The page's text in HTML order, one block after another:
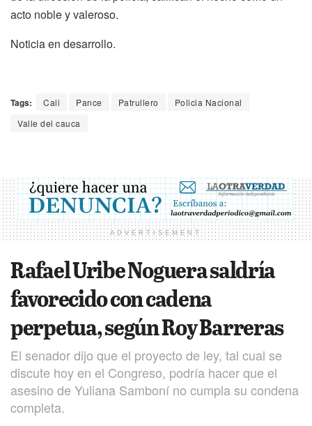
acto noble y valeroso.
Noticia en desarrollo.
Tags: Cali Pance Patrullero
Policia Nacional
Valle del cauca
ADVERTISEMENT
Rafael Uribe Noguera saldría
favorecido con cadena
perpetua, según Roy Barreras
El senador dijo que el proyecto de ley, tal cual se
discute hoy en el Congreso, podría hacer que el
asesino de Yuliana Samboní no cumpla su condena
completa.